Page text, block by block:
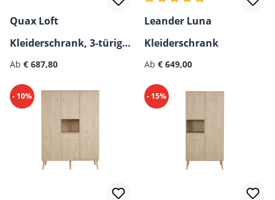
Quax Loft
Kleiderschrank, 3-türig/
4-türig
Regulärer Preis:
Ab € 687,80
Durchschnittliche
Leander Luna
Kleiderschrank
Regulärer Preis:
Ab € 649,00
- 10% - 15%